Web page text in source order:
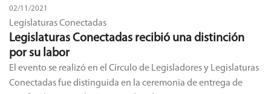
02/11/2021
Legislaturas Conectadas
Legislaturas Conectadas recibió una distinción
por su labor
El evento se realizó en el Círculo de Legisladores y Legislaturas
Conectadas fue distinguida en la ceremonia de entrega de